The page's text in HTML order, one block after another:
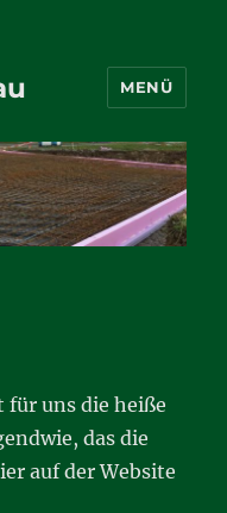
MENÜ
für uns die heiße
das die
auf der Website